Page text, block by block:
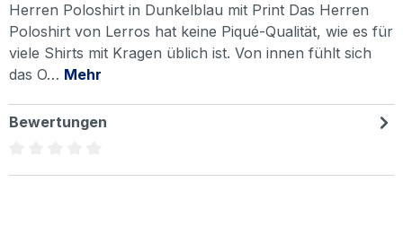
Herren Poloshirt in Dunkelblau mit Print Das Herren
Poloshirt von Lerros hat keine Piqué-Qualität, wie es für
viele Shirts mit Kragen üblich ist. Von innen fühlt sich
das O… Mehr
Bewertungen